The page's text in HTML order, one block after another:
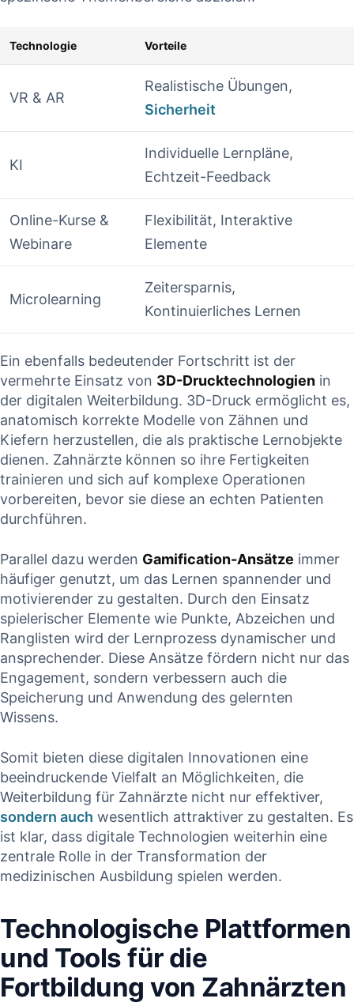
Technologie Vorteile
VR & AR
Realistische Übungen,
Sicherheit
KI
Individuelle Lernpläne,
Echtzeit-Feedback
Online-Kurse &
Webinare
Flexibilität, ‌Interaktive
Elemente
Microlearning
Zeitersparnis,
Kontinuierliches Lernen
Ein ebenfalls ​bedeutender Fortschritt ist der
vermehrte Einsatz von 3D-Drucktechnologien in
der digitalen Weiterbildung. 3D-Druck ermöglicht es,
anatomisch korrekte Modelle von​ Zähnen und
Kiefern herzustellen, die als praktische Lernobjekte
dienen. Zahnärzte können so ihre Fertigkeiten
trainieren und sich auf komplexe ⁤Operationen
vorbereiten, bevor sie‌ diese an echten Patienten
durchführen.
Parallel dazu werden Gamification-Ansätze immer
häufiger⁣ genutzt, um das Lernen⁣ spannender und
motivierender‌ zu​ gestalten. Durch den Einsatz
spielerischer Elemente wie Punkte,​ Abzeichen und
‌Ranglisten wird der Lernprozess dynamischer‌ und
ansprechender. Diese Ansätze ‍fördern nicht nur das
Engagement, sondern verbessern auch die
Speicherung und Anwendung des gelernten
Wissens.
Somit bieten diese digitalen Innovationen‌ eine
beeindruckende Vielfalt ⁣an Möglichkeiten, die
Weiterbildung für Zahnärzte nicht nur effektiver,⁤
sondern auch wesentlich attraktiver zu gestalten.⁢ Es
ist klar, dass digitale Technologien weiterhin eine
zentrale Rolle in der Transformation ⁤der
medizinischen Ausbildung spielen werden.
Technologische Plattformen
und Tools für⁢ die
Fortbildung von Zahnärzten